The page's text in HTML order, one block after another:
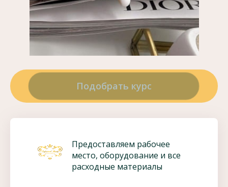
Подобрать курс
Предоставляем рабочее
место, оборудование и все
расходные материалы